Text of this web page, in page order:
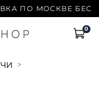
ПО МОСКВЕ
0